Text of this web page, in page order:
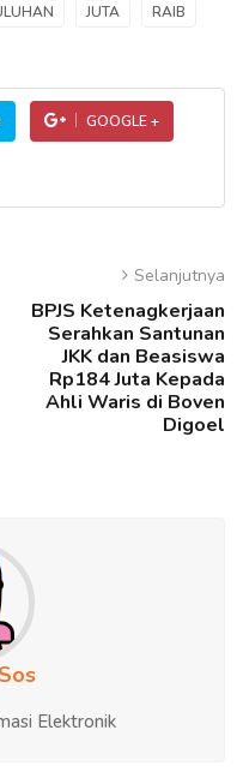
JUTA RAIB
GOOGLE +
Selanjutnya
BPJS Ketenagkerjaan
Serahkan Santunan
JKK dan Beasiswa
Rp184 Juta Kepada
Ahli Waris di Boven
Digoel
Elektronik